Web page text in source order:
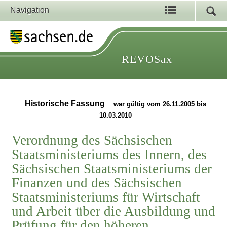
Navigation
REVOSax
Historische Fassung
war gültig vom 26.11.2005 bis
10.03.2010
Verordnung des Sächsischen
Staatsministeriums des Innern, des
Sächsischen Staatsministeriums der
Finanzen und des Sächsischen
Staatsministeriums für Wirtschaft
und Arbeit über die Ausbildung und